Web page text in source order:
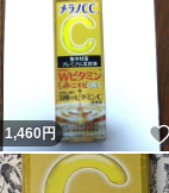
1,460円